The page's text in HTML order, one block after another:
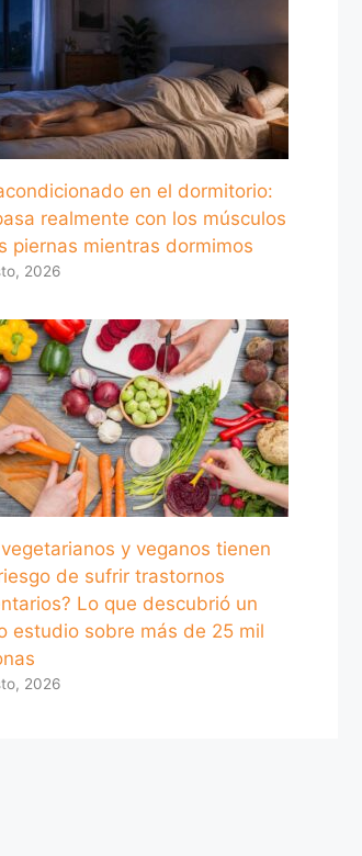
en el dormitorio:
realmente con los músculos
piernas mientras dormimos
2026
y veganos tienen
de sufrir trastornos
Lo que descubrió un
estudio sobre más de 25 mil
2026